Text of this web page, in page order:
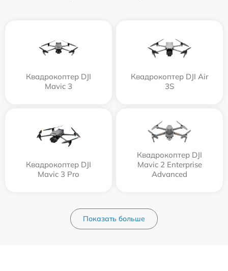
Квадрокоптер DJI
Mavic 3
Квадрокоптер DJI Air
3S
Квадрокоптер DJI
Mavic 3 Pro
Квадрокоптер DJI
Mavic 2 Enterprise
Advanced
Показать больше